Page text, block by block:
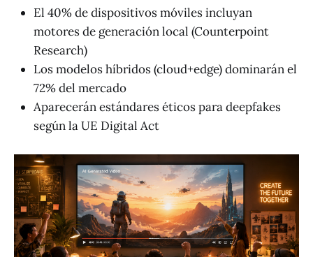
El 40% de dispositivos móviles incluyan
motores de generación local (Counterpoint
Research)
Los modelos híbridos (cloud+edge) dominarán el
72% del mercado
Aparecerán estándares éticos para deepfakes
según la UE Digital Act